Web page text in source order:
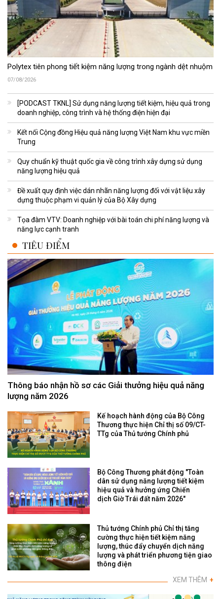
Polytex tiên phong tiết kiệm năng lượng trong ngành dệt nhuộm
07/08/2026
[PODCAST TKNL] Sử dụng năng lượng tiết kiệm, hiệu quả trong
doanh nghiệp, công trình và hệ thống điện hiện đại
Kết nối Cộng đồng Hiệu quả năng lượng Việt Nam khu vực miền
Trung
Quy chuẩn kỹ thuật quốc gia về công trình xây dựng sử dụng
năng lượng hiệu quả
Đề xuất quy định việc dán nhãn năng lượng đối với vật liệu xây
dựng thuộc phạm vi quản lý của Bộ Xây dựng
Tọa đàm VTV: Doanh nghiệp với bài toán chi phí năng lượng và
năng lực cạnh tranh
TIÊU ĐIỂM
Thông báo nhận hồ sơ các Giải thưởng hiệu quả năng
lượng năm 2026
Kế hoạch hành động của Bộ Công
Thương thực hiện Chỉ thị số 09/CT-
TTg của Thủ tướng Chính phủ
Bộ Công Thương phát động "Toàn
dân sử dụng năng lượng tiết kiệm
hiệu quả và hưởng ứng Chiến
dịch Giờ Trái đất năm 2026"
Thủ tướng Chính phủ Chỉ thị tăng
cường thực hiện tiết kiệm năng
lượng, thúc đẩy chuyển dịch năng
lượng và phát triển phương tiện giao
thông điện
XEM THÊM +